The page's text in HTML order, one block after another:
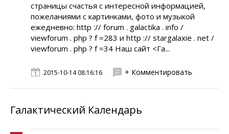
страницы счастья с интересной информацией,
пожеланиями с картинками, фото и музыкой
ежедневно: http :// forum . galactika . info /
viewforum . php ? f =283 и http :// stargalaxie . net /
viewforum . php ? f =34 Наш сайт <Га...
2015-10-14 08:16:16 + Комментировать
Галактический Календарь